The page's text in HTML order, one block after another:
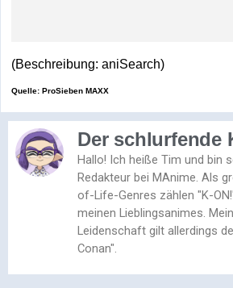
(Beschreibung: aniSearch)
Quelle: ProSieben MAXX
Der schlurfende
Hallo! Ich heiße Tim und bin
Redakteur bei MAnime. Als
of-Life-Genres zählen "K-
meinen Lieblingsanimes.
Leidenschaft gilt allerdings
Conan".